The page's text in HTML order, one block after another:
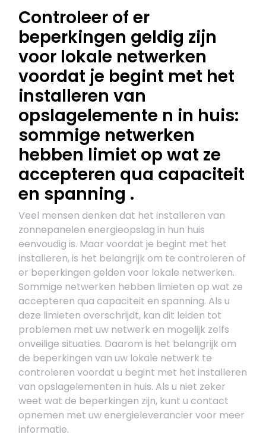
Controleer of er
beperkingen geldig zijn
voor lokale netwerken
voordat je begint met het
installeren van
opslagelemente n in huis:
sommige netwerken
hebben limiet op wat ze
accepteren qua capaciteit
en spanning .
Veel mensen denken dat het installeren van
zonnepanelen energieopslag in hun huis
eenvoudig is. Maar voordat je begint met het
installeren, is het belangrijk om te controleren of
er beperkingen gelden voor lokale netwerken.
Sommige netwerken hebben limieten op wat ze
accepteren qua capaciteit en spanning. Als u
deze limieten overschrijdt, kan dit leiden tot
problemen met uw netwerk en mogelijk zelfs
onveilige situaties. Daarom is het belangrijk om
de beperkingen van uw lokale netwerk te
controleren voordat u begint met het installeren
van opslagelementen in huis. Als u niet zeker
weet wat de beperkingen zijn, kunt u contact
opnemen met uw energieleverancier voor meer
informatie.